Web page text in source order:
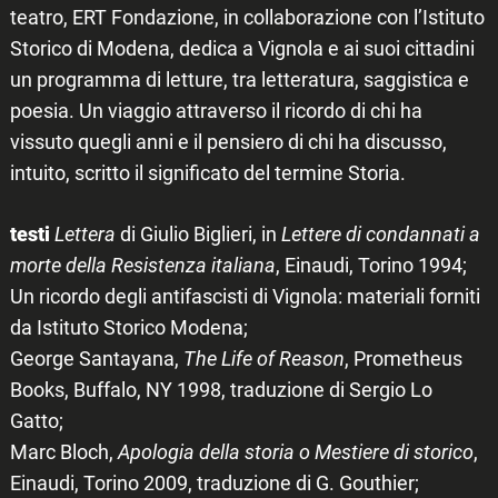
teatro, ERT Fondazione, in collaborazione con l’Istituto
Storico di Modena, dedica a Vignola e ai suoi cittadini
un programma di letture, tra letteratura, saggistica e
poesia. Un viaggio attraverso il ricordo di chi ha
vissuto quegli anni e il pensiero di chi ha discusso,
intuito, scritto il significato del termine Storia.
testi Lettera di Giulio Biglieri, in Lettere di condannati a
morte della Resistenza italiana, Einaudi, Torino 1994;
Un ricordo degli antifascisti di Vignola: materiali forniti
da Istituto Storico Modena;
George Santayana, The Life of Reason, Prometheus
Books, Buffalo, NY 1998, traduzione di Sergio Lo
Gatto;
Marc Bloch,Apologia della storia o Mestiere di storico,
Einaudi, Torino 2009, traduzione di G. Gouthier;